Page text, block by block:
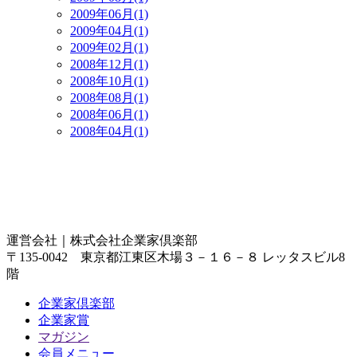
2009年06月(1)
2009年04月(1)
2009年02月(1)
2008年12月(1)
2008年10月(1)
2008年08月(1)
2008年06月(1)
2008年04月(1)
運営会社｜ 株式会社企業家倶楽部
〒135-0042 東京都江東区木場３－１６－８ レッタスビル8
階
企業家倶楽部
企業家賞
マガジン
会員メニュー